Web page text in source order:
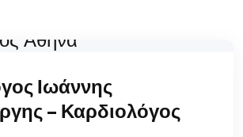
Ιωάννης
– Καρδιολόγος